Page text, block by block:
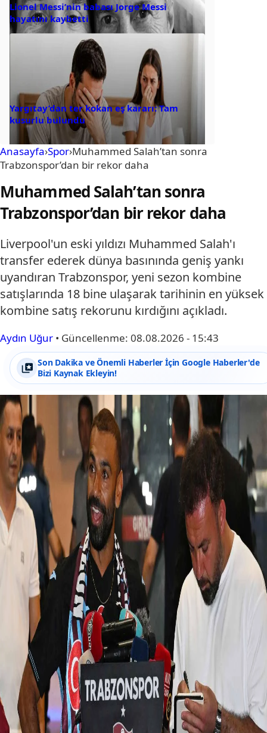
Lionel Messi’nin babası Jorge Messi
hayatını kaybetti
Yargıtay’dan ter kokan eş kararı: Tam
kusurlu bulundu
Anasayfa›Spor›Muhammed Salah’tan sonra
Trabzonspor’dan bir rekor daha
Muhammed Salah’tan sonra
Trabzonspor’dan bir rekor daha
Liverpool'un eski yıldızı Muhammed Salah'ı
transfer ederek dünya basınında geniş yankı
uyandıran Trabzonspor, yeni sezon kombine
satışlarında 18 bine ulaşarak tarihinin en yüksek
kombine satış rekorunu kırdığını açıkladı.
Aydın Uğur • Güncellenme: 08.08.2026 - 15:43
Son Dakika ve Önemli Haberler İçin Google Haberler'de
Bizi Kaynak Ekleyin!